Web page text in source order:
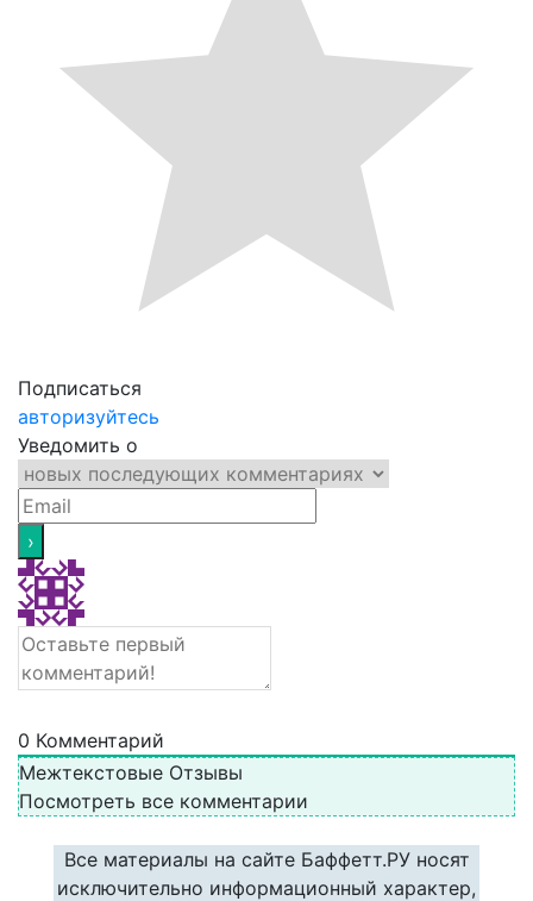
Подписаться
авторизуйтесь
Уведомить о
0 Комментарий
Межтекстовые Отзывы
Посмотреть все комментарии
Все материалы на сайте Баффетт.РУ носят
исключительно информационный характер,